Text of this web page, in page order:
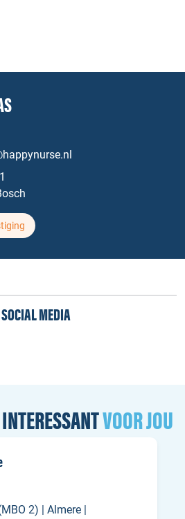
SOCIAL MEDIA
VOOR JOU
2) | Almere |